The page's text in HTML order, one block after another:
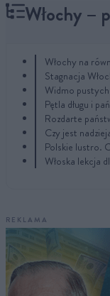
Włochy –
Włochy na
Stagnacja
Widmo pustych
Pętla długu i
Rozdarte
Czy jest
Polskie lustro.
Włoska lekcja
REKLAMA